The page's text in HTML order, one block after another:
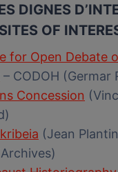
DIGNES
OF
for Open Debate
– CODOH (Germar
Concession
(Jean